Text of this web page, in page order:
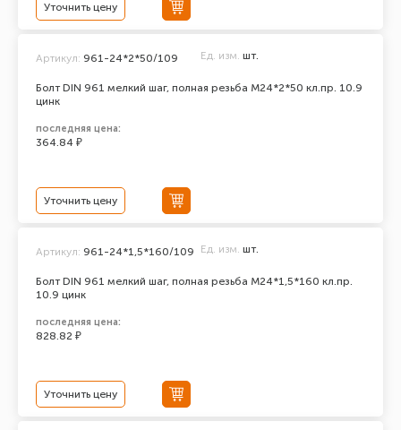
Уточнить цену
Болт DIN 961 мелкий шаг, полная резьба M24*2*50 кл.пр. 10.9
цинк
Артикул: 961-24*2*50/109 Ед. изм. шт.
последняя цена:
364.84 ₽
Уточнить цену
Болт DIN 961 мелкий шаг, полная резьба M24*1,5*160 кл.пр.
10.9 цинк
Артикул: 961-24*1,5*160/109 Ед. изм. шт.
последняя цена:
828.82 ₽
Уточнить цену